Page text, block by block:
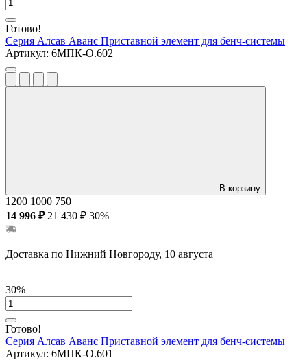
Готово!
Серия Алсав Аванс Приставной элемент для бенч-системы
Артикул: 6МПК-О.602
В корзину
1200 1000 750
14 996 ₽ 21 430 ₽ 30%
Доставка по Нижний Новгороду, 10 августа
30%
Готово!
Серия Алсав Аванс Приставной элемент для бенч-системы
Артикул: 6МПК-О.601